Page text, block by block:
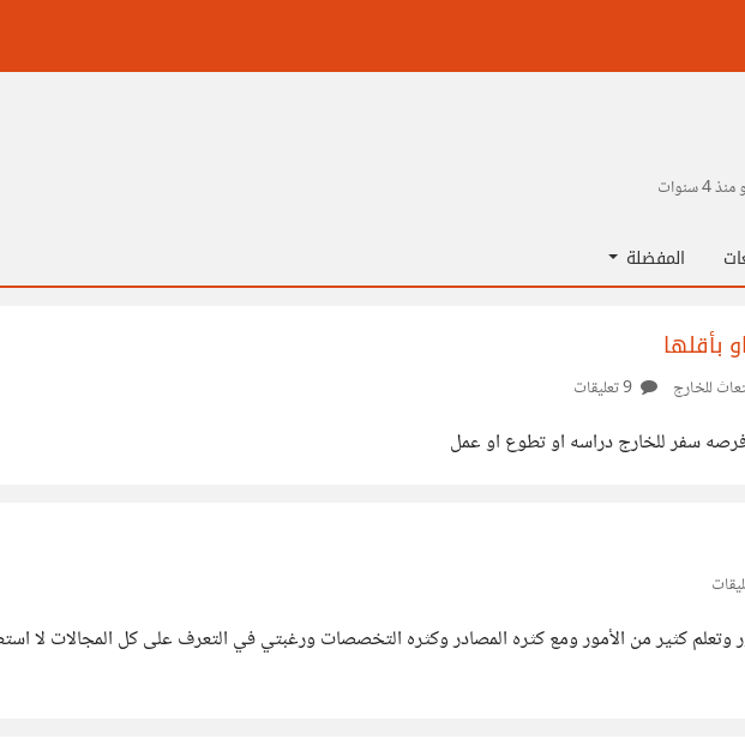
4 سنوات
المفضلة
بأقلها
للخارج
وتعلم كثير من الأمور ومع كثره المصادر وكثره التخصصات ورغبتي في التعرف على كل المجالات لا